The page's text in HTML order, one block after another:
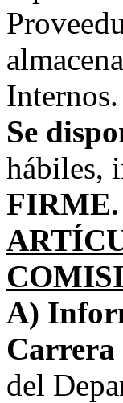
Internos.
Se
hábiles,
FIRME.
A)
Carrera
del